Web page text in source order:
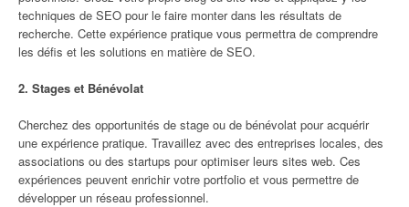
techniques de SEO pour le faire monter dans les résultats de
recherche. Cette expérience pratique vous permettra de comprendre
les défis et les solutions en matière de SEO.
2. Stages et Bénévolat
Cherchez des opportunités de stage ou de bénévolat pour acquérir
une expérience pratique. Travaillez avec des entreprises locales, des
associations ou des startups pour optimiser leurs sites web. Ces
expériences peuvent enrichir votre portfolio et vous permettre de
développer un réseau professionnel.